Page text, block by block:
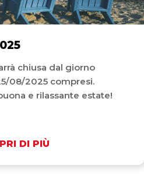
chiusa dal giorno
08/2025 compresi.
e rilassante estate!
DI PIÙ